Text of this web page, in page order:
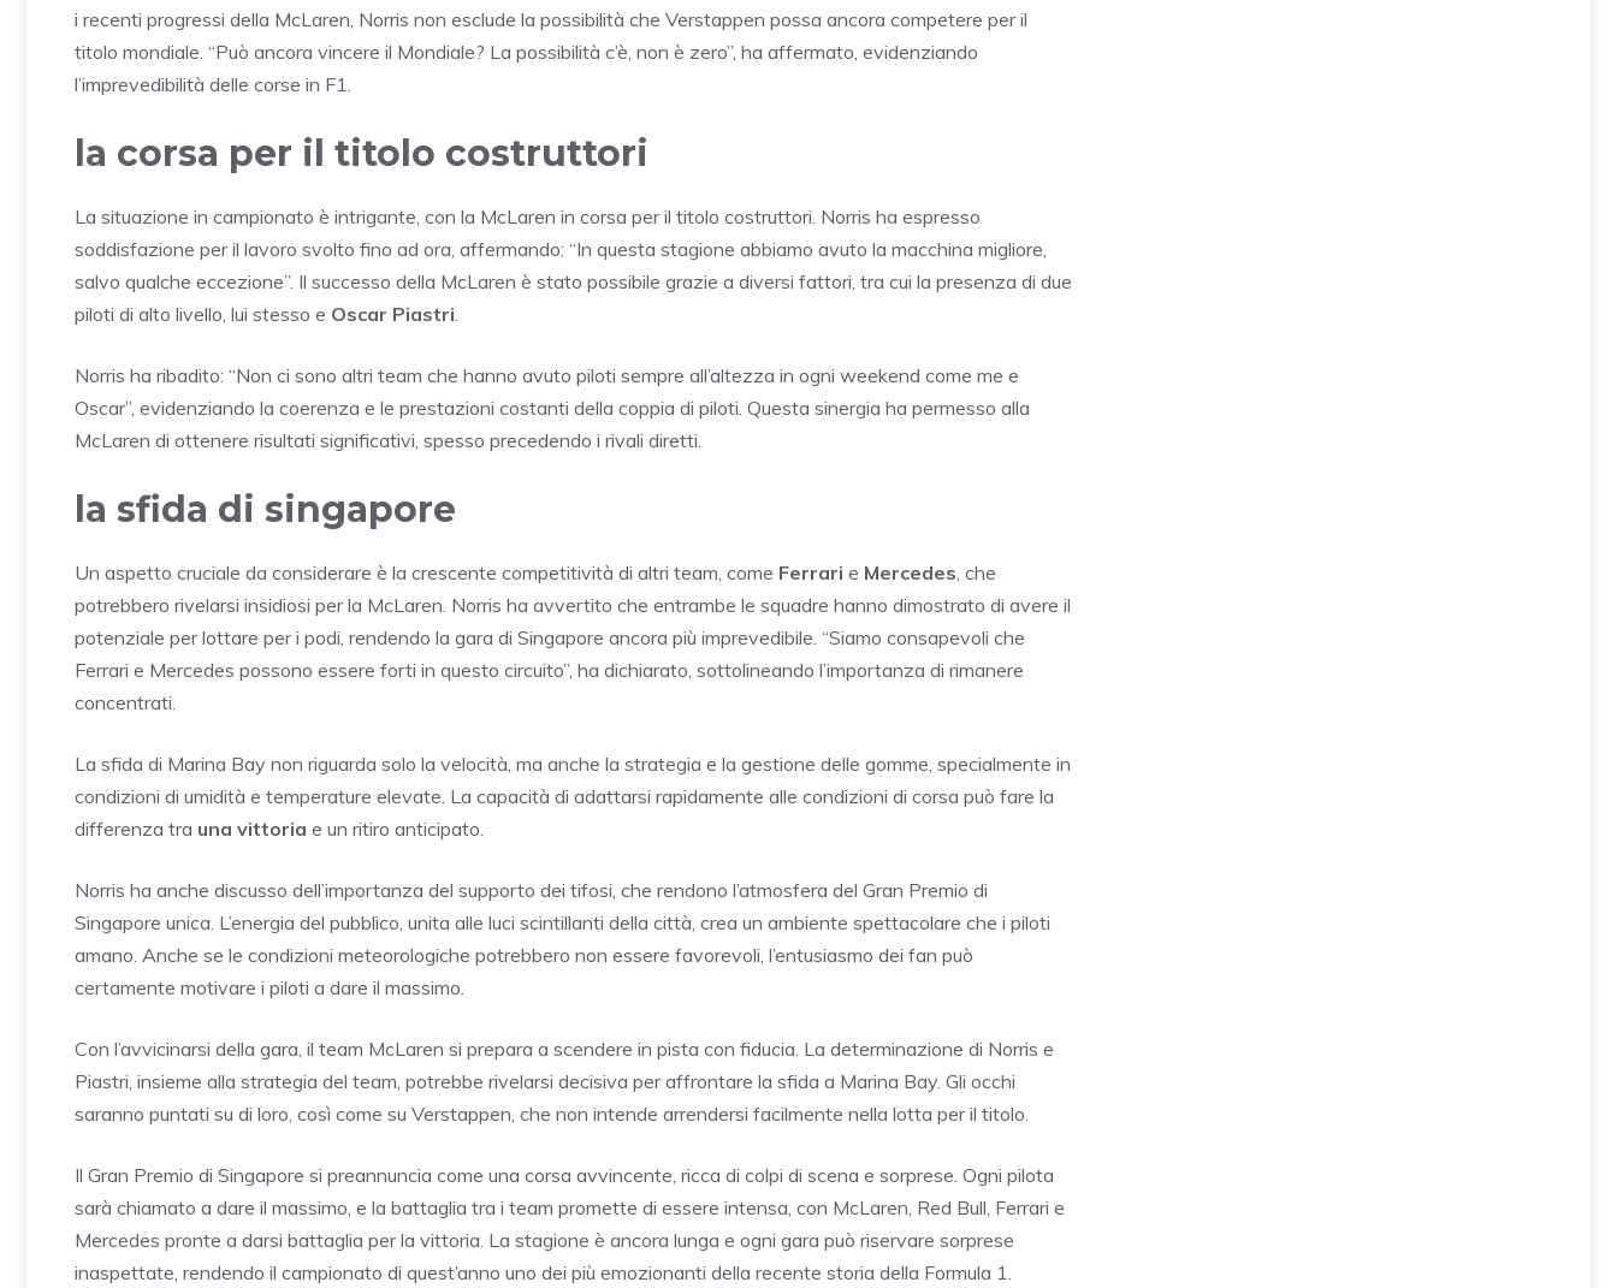
i recenti progressi della McLaren, Norris non esclude la possibilità che Verstappen possa ancora competere per il
titolo mondiale. “Può ancora vincere il Mondiale? La possibilità c’è, non è zero”, ha affermato, evidenziando
l’imprevedibilità delle corse in F1.
la corsa per il titolo costruttori
La situazione in campionato è intrigante, con la McLaren in corsa per il titolo costruttori. Norris ha espresso
soddisfazione per il lavoro svolto fino ad ora, affermando: “In questa stagione abbiamo avuto la macchina migliore,
salvo qualche eccezione”. Il successo della McLaren è stato possibile grazie a diversi fattori, tra cui la presenza di due
piloti di alto livello, lui stesso e Oscar Piastri
Norris ha ribadito: “Non ci sono altri team che hanno avuto piloti sempre all’altezza in ogni weekend come me e
Oscar”, evidenziando la coerenza e le prestazioni costanti della coppia di piloti. Questa sinergia ha permesso alla
McLaren di ottenere risultati significativi, spesso precedendo i rivali diretti.
la sfida di singapore
Un aspetto cruciale da considerare è la crescente competitività di altri team, come Ferrari e Mercedes , che
potrebbero rivelarsi insidiosi per la McLaren. Norris ha avvertito che entrambe le squadre hanno dimostrato di avere il
potenziale per lottare per i podi, rendendo la gara di Singapore ancora più imprevedibile. “Siamo consapevoli che
Ferrari e Mercedes possono essere forti in questo circuito”, ha dichiarato, sottolineando l’importanza di rimanere
concentrati.
La sfida di Marina Bay non riguarda solo la velocità, ma anche la strategia e la gestione delle gomme, specialmente in
condizioni di umidità e temperature elevate. La capacità di adattarsi rapidamente alle condizioni di corsa può fare la
differenza tra una vittoria e un ritiro anticipato.
Norris ha anche discusso dell’importanza del supporto dei tifosi, che rendono l’atmosfera del Gran Premio di
Singapore unica. L’energia del pubblico, unita alle luci scintillanti della città, crea un ambiente spettacolare che i piloti
amano. Anche se le condizioni meteorologiche potrebbero non essere favorevoli, l’entusiasmo dei fan può
certamente motivare i piloti a dare il massimo.
Con l’avvicinarsi della gara, il team McLaren si prepara a scendere in pista con fiducia. La determinazione di Norris e
Piastri, insieme alla strategia del team, potrebbe rivelarsi decisiva per affrontare la sfida a Marina Bay. Gli occhi
saranno puntati su di loro, così come su Verstappen, che non intende arrendersi facilmente nella lotta per il titolo.
Il Gran Premio di Singapore si preannuncia come una corsa avvincente, ricca di colpi di scena e sorprese. Ogni pilota
sarà chiamato a dare il massimo, e la battaglia tra i team promette di essere intensa, con McLaren, Red Bull, Ferrari e
Mercedes pronte a darsi battaglia per la vittoria. La stagione è ancora lunga e ogni gara può riservare sorprese
inaspettate, rendendo il campionato di quest’anno uno dei più emozionanti della recente storia della Formula 1.